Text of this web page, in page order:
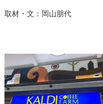
取材・文：岡山朋代